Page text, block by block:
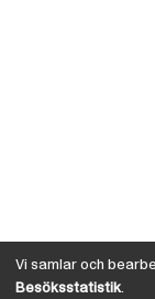
Vi samlar och
Besöksstatistik.